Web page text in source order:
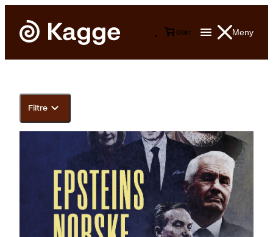
Meny
00kr
Filtre